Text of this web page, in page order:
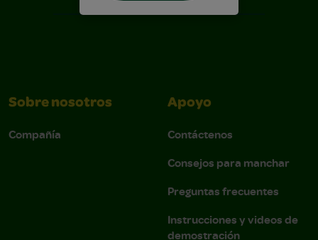
Sobre nosotros
Compañía
Apoyo
Contáctenos
Consejos para manchar
Preguntas frecuentes
Instrucciones y videos de
demostración